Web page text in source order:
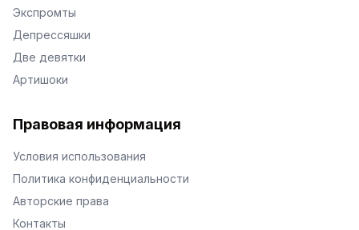
Экспромты
Депрессяшки
Две девятки
Артишоки
Правовая информация
Условия использования
Политика конфиденциальности
Авторские права
Контакты